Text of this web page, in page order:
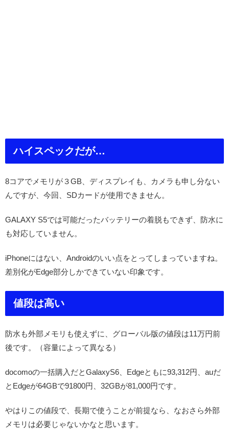
ハイスペックだが…
8コアでメモリが３GB、ディスプレイも、カメラも申し分ない
んですが、今回、SDカードが使用できません。
GALAXY S5では可能だったバッテリーの着脱もできず、防水に
も対応していません。
iPhoneにはない、Androidのいい点をとってしまっていますね。
差別化がEdge部分しかできていない印象です。
値段は高い
防水も外部メモリも使えずに、グローバル版の値段は11万円前
後です。（容量によって異なる）
docomoの一括購入だとGalaxyS6、Edgeともに93,312円、auだ
とEdgeが64GBで91800円、32GBが81,000円です。
やはりこの値段で、長期で使うことが前提なら、なおさら外部
メモリは必要じゃないかなと思います。